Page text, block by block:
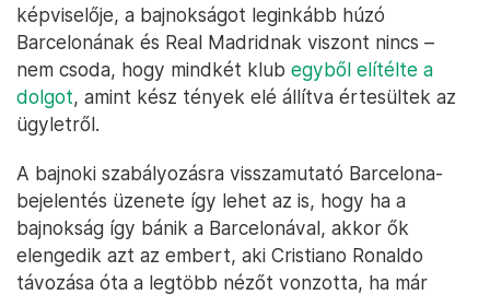
képviselője, a bajnokságot leginkább húzó
Barcelonának és Real Madridnak viszont nincs –
nem csoda, hogy mindkét klub egyből elítélte a
dolgot, amint kész tények elé állítva értesültek az
ügyletről.
A bajnoki szabályozásra visszamutató Barcelona-
bejelentés üzenete így lehet az is, hogy ha a
bajnokság így bánik a Barcelonával, akkor ők
elengedik azt az embert, aki Cristiano Ronaldo
távozása óta a legtöbb nézőt vonzotta, ha már